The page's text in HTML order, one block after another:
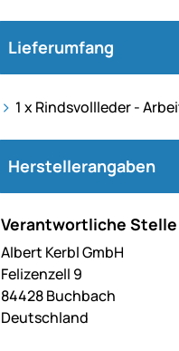
Lieferumfang
1 x Rindsvollleder -
Herstellerangaben
Verantwortliche Stelle
Albert Kerbl GmbH
Felizenzell 9
84428 Buchbach
Deutschland